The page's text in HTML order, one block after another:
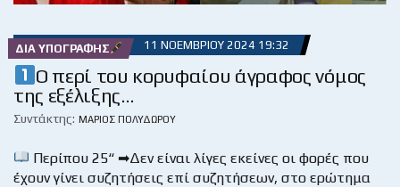
ΔΙΑ ΥΠΟΓΡΑΦΉΣ 11 ΝΟΕΜΒΡΊΟΥ 2024 19:32
Ο περί του κορυφαίου άγραφος νόμος
της εξέλιξης…
Συντάκτης: ΜΆΡΙΟΣ ΠΟΛΥΔΏΡΟΥ
Περίπου 25“ ➡Δεν είναι λίγες εκείνες οι φορές που
έχουν γίνει συζητήσεις επί συζητήσεων, στο ερώτημα